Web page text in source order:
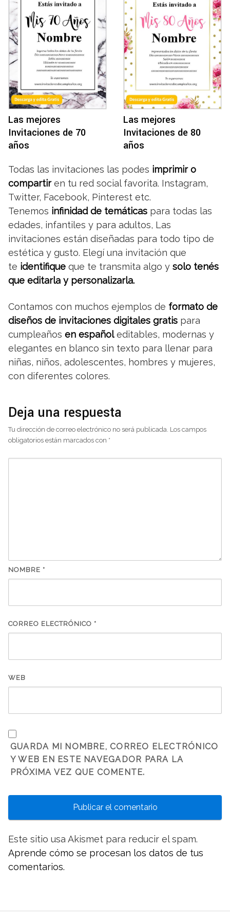
Las mejores
Invitaciones de 70
años
Las mejores
Invitaciones de 80
años
Todas las invitaciones las podes imprimir o
compartiren tu red social favorita. Instagram,
Twitter, Facebook, Pinterest etc.
Tenemos infinidad de temáticas para todas las
edades, infantiles y para adultos, Las
invitaciones están diseñadas para todo tipo de
estética y gusto. Elegí una invitación que
te identifique que te transmita algo y solo tenés
que editarla y personalizarla.
Contamos con muchos ejemplos de formato de
diseños de invitaciones digitales gratis para
cumpleaños en españoleditables, modernas y
elegantes en blanco sin texto para llenar para
niñas, niños, adolescentes, hombres y mujeres,
con diferentes colores.
Deja una respuesta
Tu dirección de correo electrónico no será publicada. Los campos
obligatorios están marcados con *
NOMBRE *
CORREO ELECTRÓNICO *
WEB
GUARDA MI NOMBRE, CORREO ELECTRÓNICO
Y WEB EN ESTE NAVEGADOR PARA LA
PRÓXIMA VEZ QUE COMENTE.
Este sitio usa Akismet para reducir el spam.
Aprende cómo se procesan los datos de tus
comentarios.